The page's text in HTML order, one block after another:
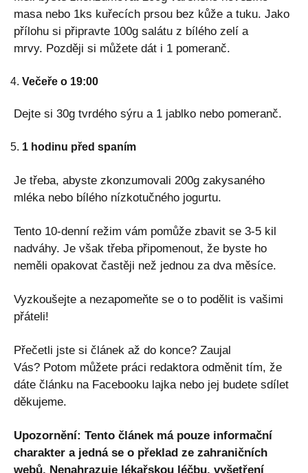
masa nebo 1ks kuřecích prsou bez kůže a tuku. Jako
přílohu si připravte 100g salátu z bílého zelí a
mrvy. Později si můžete dát i 1 pomeranč.
Večeře o 19:00
Dejte si 30g tvrdého sýru a 1 jablko nebo pomeranč.
1 hodinu před spaním
Je třeba, abyste zkonzumovali 200g zakysaného
mléka nebo bílého nízkotučného jogurtu.
Tento 10-denní režim vám pomůže zbavit se 3-5 kil
nadváhy. Je však třeba připomenout, že byste ho
neměli opakovat častěji než jednou za dva měsíce.
Vyzkoušejte a nezapomeňte se o to podělit is vašimi
přáteli!
Přečetli jste si článek až do konce? Zaujal
Vás? Potom můžete práci redaktora odměnit tím, že
dáte článku na Facebooku lajka nebo jej budete sdílet
děkujeme.
Upozornění: Tento článek má pouze informační
charakter a jedná se o překlad ze zahraničních
webů. Nenahrazuje lékařskou léčbu, vyšetření